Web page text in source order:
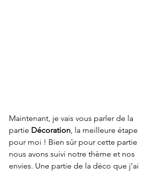
Maintenant, je vais vous parler de la
partie Décoration, la meilleure étape
pour moi ! Bien sûr pour cette partie
nous avons suivi notre thème et nos
envies. Une partie de la déco que j’ai